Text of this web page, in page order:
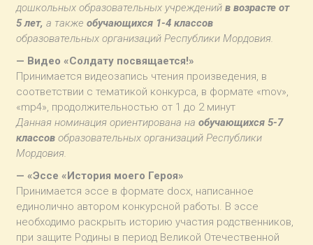
дошкольных образовательных учреждений в возрасте от
5 лет,а такжеобучающихся 1-4 классов
образовательных организаций Республики Мордовия.
— Видео «Солдату посвящается!»
Принимается видеозапись чтения произведения, в
соответствии с тематикой конкурса, в формате «mov»,
«mp4», продолжительностью от 1 до 2 минут
Данная номинация ориентирована наобучающихся 5-7
классов образовательных организаций Республики
Мордовия.
— «Эссе «История моего Героя»
Принимается эссе в формате docx, написанное
единолично автором конкурсной работы. В эссе
необходимо раскрыть историю участия родственников,
при защите Родины в период Великой Отечественной